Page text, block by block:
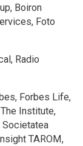
Boiron
Foto
Radio
Forbes Life,
Institute,
Societatea
TAROM,